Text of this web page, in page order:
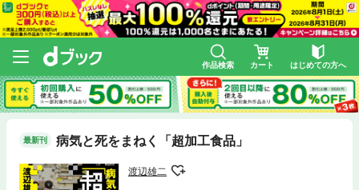
作品検索 カート はじめての方へ
最新刊 病気と死をまねく「超加工食品」
渡辺雄二